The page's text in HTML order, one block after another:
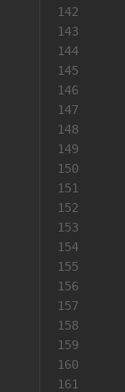
142
143
144
145
146
147
148
149
150
151
152
153
154
155
156
157
158
159
160
161